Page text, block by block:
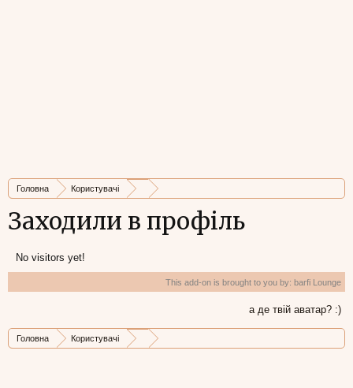
Головна Користувачі
Заходили в профіль
No visitors yet!
This add-on is brought to you by: barfi Lounge
а де твій аватар? :)
Головна Користувачі